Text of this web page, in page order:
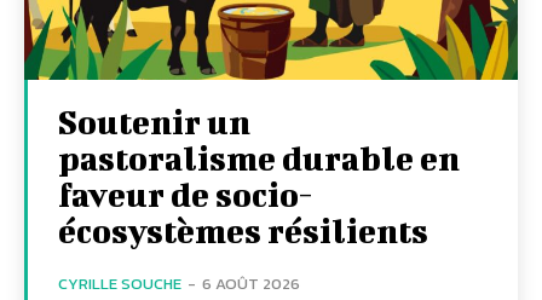
Soutenir un
pastoralisme durable en
faveur de socio-
écosystèmes résilients
CYRILLE SOUCHE - 6 AOÛT 2026